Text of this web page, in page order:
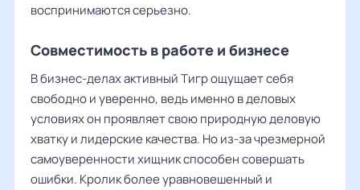
воспринимаются серьезно.
Совместимость в работе и бизнесе
В бизнес-делах активный Тигр ощущает себя
свободно и уверенно, ведь именно в деловых
условиях он проявляет свою природную деловую
хватку и лидерские качества. Но из-за чрезмерной
самоуверенности хищник способен совершать
ошибки. Кролик более уравновешенный и